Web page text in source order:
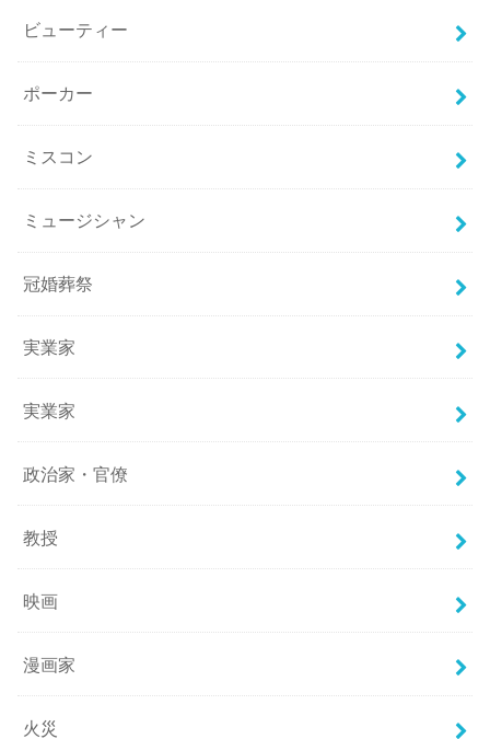
ビューティー
ポーカー
ミスコン
ミュージシャン
冠婚葬祭
実業家
実業家
政治家・官僚
教授
映画
漫画家
火災